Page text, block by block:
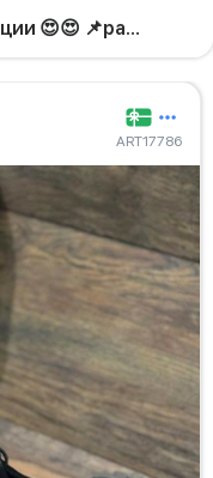
новинка из осенней коллекции 😍😍 📌размеры: 39-43
ART17786